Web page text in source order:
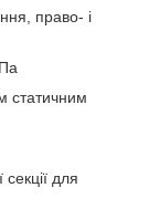
право- і
статичним
для